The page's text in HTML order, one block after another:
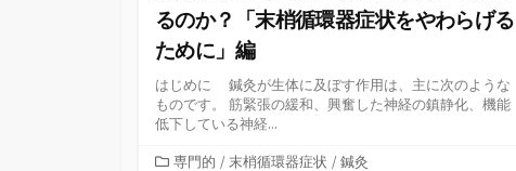
るのか？「末梢循環器症状をやわらげる
ために」編
はじめに 鍼灸が生体に及ぼす作用は、主に次のような
ものです。 筋緊張の緩和、興奮した神経の鎮静化、機能
低下している神経...
カ専門的 / 末梢循環器症状 / 鍼灸